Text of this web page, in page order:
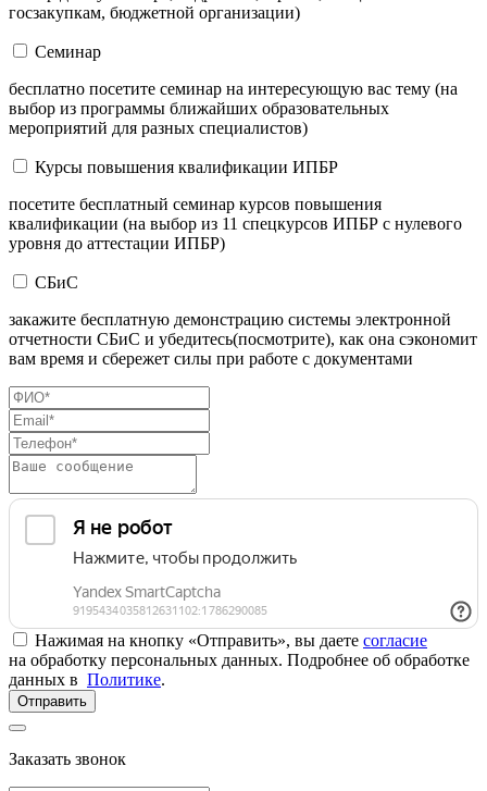
госзакупкам, бюджетной организации)
Семинар
бесплатно посетите семинар на интересующую вас тему (на
выбор из программы ближайших образовательных
мероприятий для разных специалистов)
Курсы повышения квалификации ИПБР
посетите бесплатный семинар курсов повышения
квалификации (на выбор из 11 спецкурсов ИПБР с нулевого
уровня до аттестации ИПБР)
СБиС
закажите бесплатную демонстрацию системы электронной
отчетности СБиС и убедитесь(посмотрите), как она сэкономит
вам время и сбережет силы при работе с документами
Нажимая на кнопку «Отправить», вы даете согласие
на обработку персональных данных. Подробнее об обработке
данных в Политике.
Отправить
Заказать звонок